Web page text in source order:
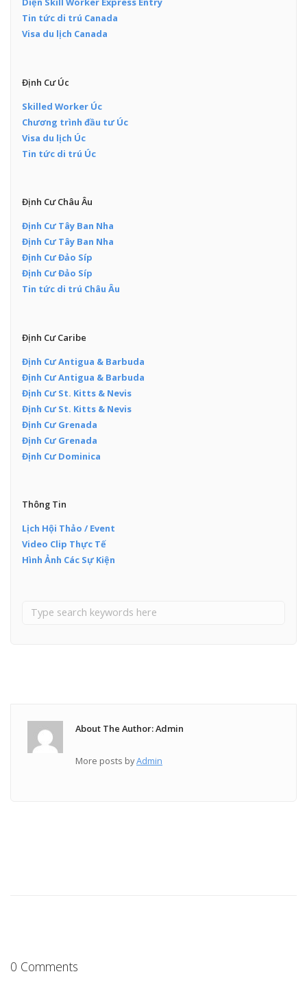
Tin tức di trú Canada
Visa du lịch Canada
Định Cư Úc
Skilled Worker Úc
Chương trình đầu tư Úc
Visa du lịch Úc
Tin tức di trú Úc
Định Cư Châu Âu
Định Cư Tây Ban Nha
Định Cư Tây Ban Nha
Định Cư Đảo Síp
Định Cư Đảo Síp
Tin tức di trú Châu Âu
Định Cư Caribe
Định Cư Antigua & Barbuda
Định Cư Antigua & Barbuda
Định Cư St. Kitts & Nevis
Định Cư St. Kitts & Nevis
Định Cư Grenada
Định Cư Grenada
Định Cư Dominica
Thông Tin
Lịch Hội Thảo / Event
Video Clip Thực Tế
Hình Ảnh Các Sự Kiện
About The Author: Admin
More posts byAdmin
0 Comments